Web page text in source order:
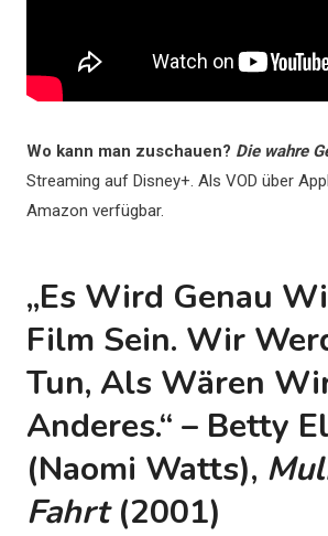
Wo kann man zuschauen? Die wahre
Streaming auf Disney+. Als VOD über
Amazon verfügbar.
„Es Wird Genau
Film Sein. Wir
Tun, Als Wären
Anderes.“ – Betty
(Naomi Watts),
Fahrt(2001)